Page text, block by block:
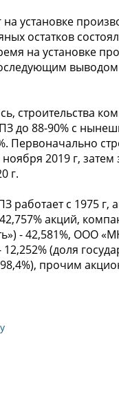
на установке
остатков
на установке
строительства
до 88-90% с
Первоначально
2019 г,
г.
работает с 1975 г,
акций,
- 42,581%, ООО
(доля
прочим